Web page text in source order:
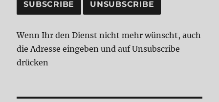
Wenn Ihr den Dienst nicht mehr wünscht, auch
die Adresse eingeben und auf Unsubscribe
drücken